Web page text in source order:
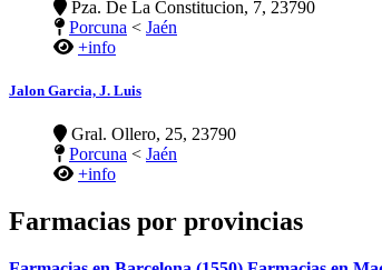
Pza. De La Constitucion, 7, 23790
Porcuna < Jaén
+info
Jalon Garcia, J. Luis
Gral. Ollero, 25, 23790
Porcuna < Jaén
+info
Farmacias por provincias